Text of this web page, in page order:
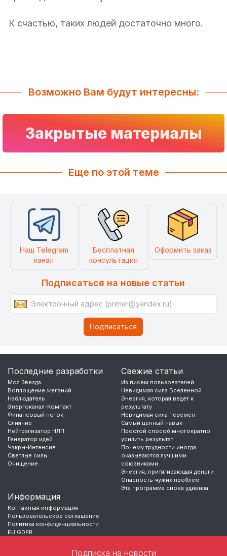
К счастью, таких людей достаточно много.
Возможно Вам будут интересны:
Закрытые материалы
Еще по этой теме
Наш Telegram
канал
Бесплатная
консультация
Оформить заказ
Подписаться на новые статьи
Последние разработки
Моя Звезда
Воплощение желаний
Наблюдатель
Энергоканал-Компакт
Финансовый поток
Слияние
Нейтрализатор НЛП
Генератор идей
Чакры-Интенсив
Светлые силы
Очищение
Свежие статьи
Из писем пользователей
Невидимая сила Вселенной
Энергия, которая ведет к
результату
Невидимая сила перемен
Самый ценный навык
Простой способ многократно
усилить результат
Почему трудности иногда
оказываются лучшими
союзниками
Энергия, притягивающая деньги
Опасность чужих проблем
Эта программа снова удивила
Информация
Контактная информация
Пользовательское соглашение
Политика конфиденциальности
EU GDPR
Подписка на новости